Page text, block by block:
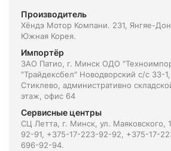
Производитель
Хёндэ Мотор Компани. 231, Янгяе-
Южная Корея.
Импортёр
ЗАО Патио, г. Минск ОДО
"Трайдексбел" Новодворский с/с 33-
Стиклево, административно
этаж, офис 64
Сервисные центры
СЦ Летта, г. Минск, ул. Маяковского,
92-91, +375-17-223-92-92, +375-17-
696-92-94.